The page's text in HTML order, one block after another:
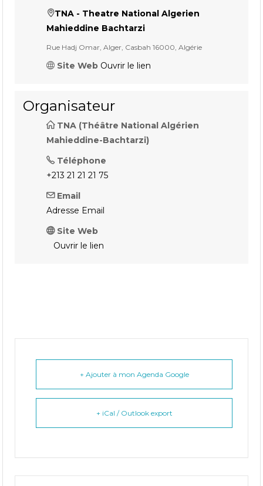
TNA - Theatre National Algerien
Mahieddine Bachtarzi
Rue Hadj Omar, Alger, Casbah 16000, Algérie
Site Web Ouvrir le lien
Organisateur
TNA (Théâtre National Algérien
Mahieddine-Bachtarzi)
Téléphone
+213 21 21 21 75
Email
Adresse Email
Site Web
Ouvrir le lien
+ Ajouter à mon Agenda Google
+ iCal / Outlook export